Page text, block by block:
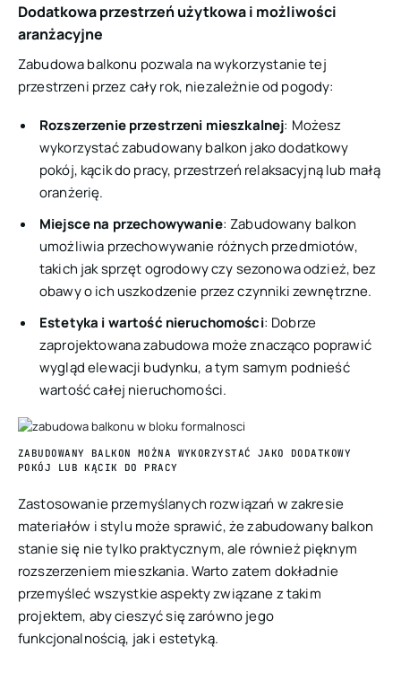
Dodatkowa przestrzeń użytkowa i możliwości
aranżacyjne
Zabudowa balkonu pozwala na wykorzystanie tej
przestrzeni przez cały rok, niezależnie od pogody:
Rozszerzenie przestrzeni mieszkalnej: Możesz
wykorzystać zabudowany balkon jako dodatkowy
pokój, kącik do pracy, przestrzeń relaksacyjną lub małą
oranżerię.
Miejsce na przechowywanie: Zabudowany balkon
umożliwia przechowywanie różnych przedmiotów,
takich jak sprzęt ogrodowy czy sezonowa odzież, bez
obawy o ich uszkodzenie przez czynniki zewnętrzne.
Estetyka i wartość nieruchomości: Dobrze
zaprojektowana zabudowa może znacząco poprawić
wygląd elewacji budynku, a tym samym podnieść
wartość całej nieruchomości.
ZABUDOWANY BALKON MOŻNA WYKORZYSTAĆ JAKO DODATKOWY
POKÓJ LUB KĄCIK DO PRACY
Zastosowanie przemyślanych rozwiązań w zakresie
materiałów i stylu może sprawić, że zabudowany balkon
stanie się nie tylko praktycznym, ale również pięknym
rozszerzeniem mieszkania. Warto zatem dokładnie
przemyśleć wszystkie aspekty związane z takim
projektem, aby cieszyć się zarówno jego
funkcjonalnością, jak i estetyką.